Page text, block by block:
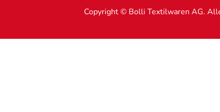
Copyright © Bolli Textilwaren AG.